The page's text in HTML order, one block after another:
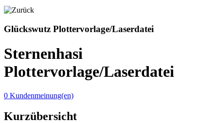
Glückswutz Plottervorlage/Laserdatei
Sternenhasi
Plottervorlage/Laserdatei
0 Kundenmeinung(en)
Kurzübersicht